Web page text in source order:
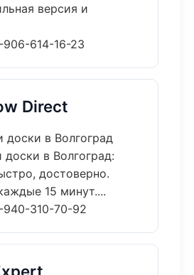
версия и
906-614-16-23
Direct
доски в Волгоград
доски в Волгоград:
достоверно.
15 минут....
940-310-70-92